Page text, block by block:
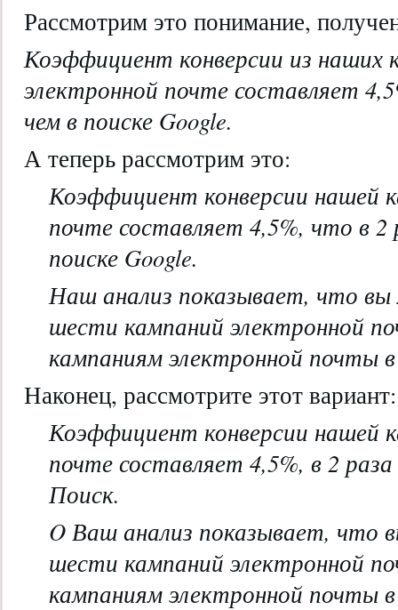
Рассмотрим это понимание,
Коэффициент конверсии из наших
электронной почте составляет
чем в поиске Google.
А теперь рассмотрим это:
Коэффициент конверсии нашей
почте составляет 4,5%, что в 2
поиске Google.
Наш анализ показывает, что
шести кампаний электронной
кампаниям электронной почты
Наконец, рассмотрите этот вариант:
Коэффициент конверсии нашей
почте составляет 4,5%, в 2
Поиск.
O Ваш анализ показывает,
шести кампаний электронной
кампаниям электронной почты